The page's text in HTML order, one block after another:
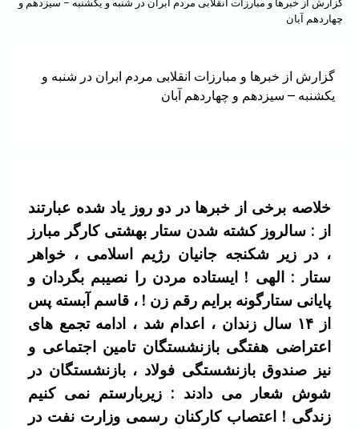
گزارش از خبرها و مبارزات انقلابی مردم ابران در شنبه و یکشنبه – سیزدهم و
چهاردهم آبان
گزارش از خبرها و مبارزات انقلابی مردم ابران در شنبه و
یکشنبه – سیزدهم و چهاردهم آبان
خلاصه برخی از خبرها در دو روز یاد شده عبارتند
از : سالروز کشته شدن ستار بهشتی کارگر مبارز
، در زیر شکنجه جانیان رژیم اسلامی ، خواهر
ستار : الهی ! ایستاده مردن را نصیبم بگردان و
پایانی ستارگونه برایم رقم زن ! ، قاسم آبسته پس
از ۱۴ سال زندان ، اعدام شد ، ادامه تجمع های
اعتراضی هفتگی بازنشستگان تامین اجتماعی و
نیز صندوق بازنشستگی فولاد ، بازنشستگان در
شوش شعار می دادند : زیربارستم نمی کنیم
زندگی ! اعتصاب کارکنان رسمی وزارت نفت در